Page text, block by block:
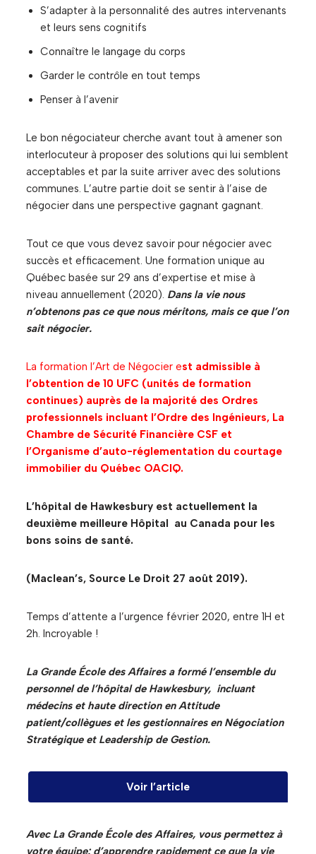
S’adapter à la personnalité des autres intervenants
et leurs sens cognitifs
Connaître le langage du corps
Garder le contrôle en tout temps
Penser à l’avenir
Le bon négociateur cherche avant tout à amener son
interlocuteur à proposer des solutions qui lui semblent
acceptables et par la suite arriver avec des solutions
communes. L’autre partie doit se sentir à l’aise de
négocier dans une perspective gagnant gagnant.
Tout ce que vous devez savoir pour négocier avec
succès et efficacement. Une formation unique au
Québec basée sur 29 ans d’expertise et mise à
niveau annuellement (2020). Dans la vie nous
n’obtenons pas ce que nous méritons, mais ce que l’on
sait négocier.
La formation l’Art de Négocier est admissible à
l’obtention de 10 UFC (unités de formation
continues) auprès de la majorité des Ordres
professionnels incluant l’Ordre des Ingénieurs, La
Chambre de Sécurité Financière CSF et
l’Organisme d’auto-réglementation du courtage
immobilier du Québec OACIQ.
L’hôpital de Hawkesbury est actuellement la
deuxième meilleure Hôpital au Canada pour les
bons soins de santé.
(Maclean’s, Source Le Droit 27 août 2019).
Temps d’attente a l’urgence février 2020, entre 1H et
2h. Incroyable !
La Grande École des Affaires a formé l’ensemble du
personnel de l’hôpital de Hawkesbury, incluant
médecins et haute direction en Attitude
patient/collègues et les gestionnaires en Négociation
Stratégique et Leadership de Gestion.
Voir l’article
Avec La Grande École des Affaires, vous permettez à
votre équipe: d’apprendre rapidement ce que la vie